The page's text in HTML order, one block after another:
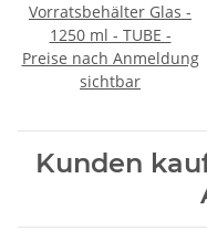
Vorratsbehälter Glas -
1250 ml - TUBE -
Preise nach Anmeldung
sichtbar
Kunden